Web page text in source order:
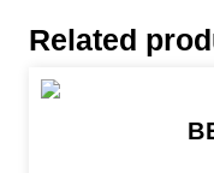
Related